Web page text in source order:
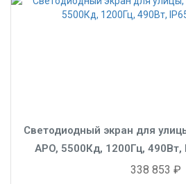
Светодиодный экран для
APO, 5500Кд, 1200Гц,
338 853 ₽